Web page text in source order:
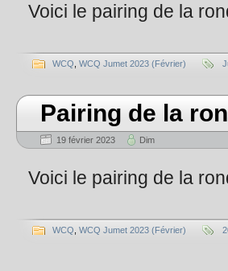
Voici le pairing de la
WCQ WCQ Jumet 2023 (Février)
Pairing de la
19 février 2023 Dim
Voici le pairing de la
WCQ WCQ Jumet 2023 (Février)